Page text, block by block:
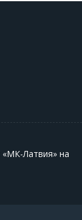
«МК-Латвия» на